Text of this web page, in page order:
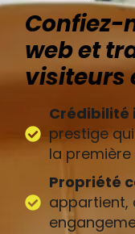
Confiez-
web et
visiteurs
Crédibilité
prestige
la
Propriété
appartient,